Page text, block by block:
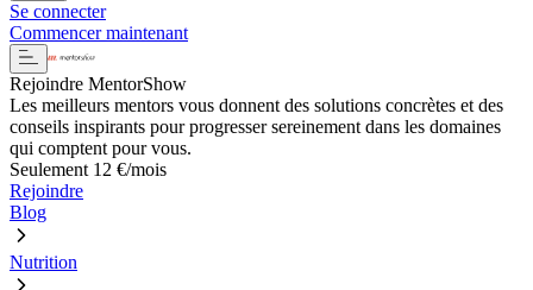
Se connecter
Commencer maintenant
Rejoindre MentorShow
Les meilleurs mentors vous donnent des solutions concrètes et des
conseils inspirants pour progresser sereinement dans les domaines
qui comptent pour vous.
Seulement 12 €/mois
Rejoindre
Blog
Nutrition